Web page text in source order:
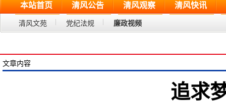
本站首页 清风公告 清风观察 清风快讯
清风文苑 党纪法规 廉政视频
文章内容
追求